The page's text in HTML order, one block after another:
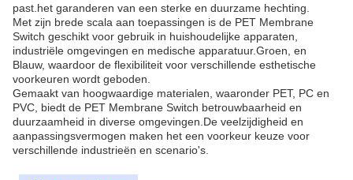
past.het garanderen van een sterke en duurzame hechting.
Met zijn brede scala aan toepassingen is de PET Membrane
Switch geschikt voor gebruik in huishoudelijke apparaten,
industriële omgevingen en medische apparatuur.Groen, en
Blauw, waardoor de flexibiliteit voor verschillende esthetische
voorkeuren wordt geboden.
Gemaakt van hoogwaardige materialen, waaronder PET, PC en
PVC, biedt de PET Membrane Switch betrouwbaarheid en
duurzaamheid in diverse omgevingen.De veelzijdigheid en
aanpassingsvermogen maken het een voorkeur keuze voor
verschillende industrieën en scenario's.